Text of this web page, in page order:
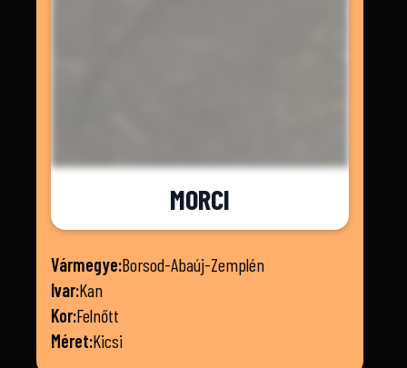
MORCI
Vármegye:Borsod-Abaúj-Zemplén
Ivar:Kan
Kor:Felnőtt
Méret:Kicsi